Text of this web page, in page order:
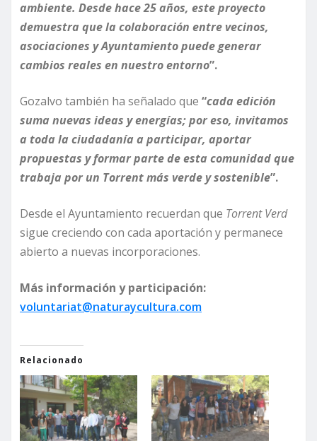
ambiente. Desde hace 25 años, este proyecto
demuestra que la colaboración entre vecinos,
asociaciones y Ayuntamiento puede generar
cambios reales en nuestro entorno”.
Gozalvo también ha señalado que “cada edición
suma nuevas ideas y energías; por eso, invitamos
a toda la ciudadanía a participar, aportar
propuestas y formar parte de esta comunidad que
trabaja por un Torrent más verde y sostenible”.
Desde el Ayuntamiento recuerdan que Torrent Verd
sigue creciendo con cada aportación y permanece
abierto a nuevas incorporaciones.
Más información y participación:
voluntariat@naturaycultura.com
Relacionado